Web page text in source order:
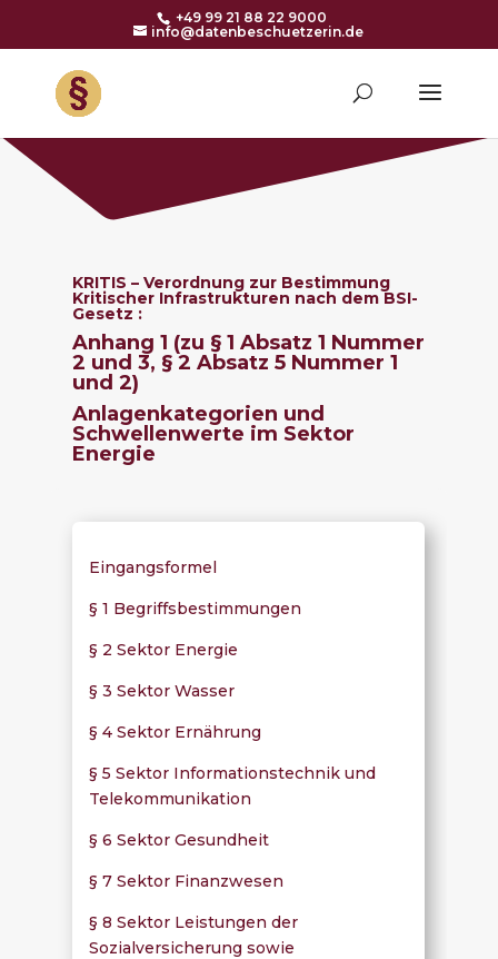
+49 99 21 88 22 9000
info@datenbeschuetzerin.de
KRITIS – Verordnung zur Bestimmung
Kritischer Infrastrukturen nach dem BSI-
Gesetz :
Anhang 1 (zu § 1 Absatz 1 Nummer
2 und 3, § 2 Absatz 5 Nummer 1
und 2)
Anlagenkategorien und
Schwellenwerte im Sektor
Energie
Eingangsformel
§ 1 Begriffsbestimmungen
§ 2 Sektor Energie
§ 3 Sektor Wasser
§ 4 Sektor Ernährung
§ 5 Sektor Informationstechnik und
Telekommunikation
§ 6 Sektor Gesundheit
§ 7 Sektor Finanzwesen
§ 8 Sektor Leistungen der
Sozialversicherung sowie